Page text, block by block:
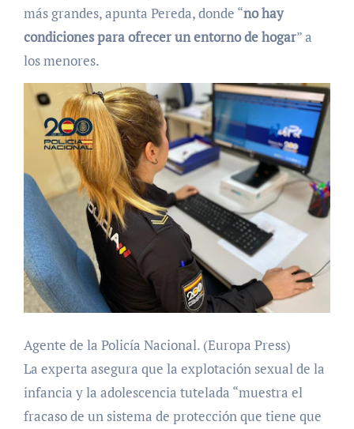
más grandes, apunta Pereda, donde “no hay
condiciones para ofrecer un entorno de hogar” a
los menores.
Agente de la Policía Nacional. (Europa Press)
La experta asegura que la explotación sexual de la
infancia y la adolescencia tutelada “muestra el
fracaso de un sistema de protección que tiene que